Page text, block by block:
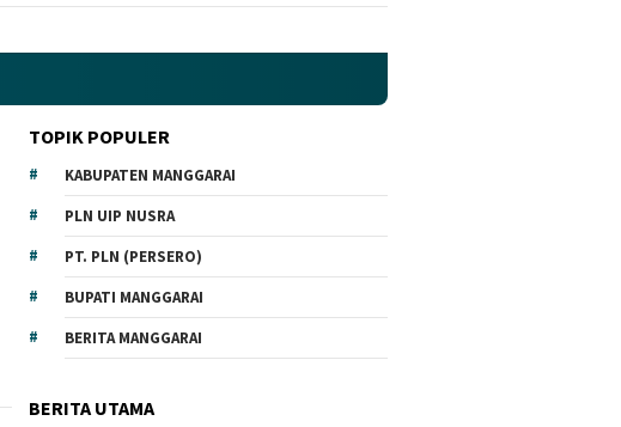
TOPIK POPULER
KABUPATEN MANGGARAI
PLN UIP NUSRA
PT. PLN (PERSERO)
BUPATI MANGGARAI
BERITA MANGGARAI
BERITA UTAMA